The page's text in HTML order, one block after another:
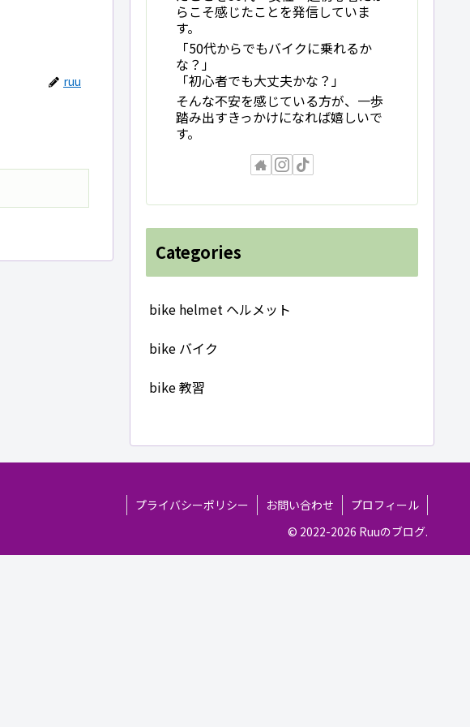
ruu
らこそ感じたことを発信していま
す。
「50代からでもバイクに乗れるか
な？」
「初心者でも大丈夫かな？」
そんな不安を感じている方が、一歩
踏み出すきっかけになれば嬉しいで
す。
Categories
bike helmet ヘルメット
bike バイク
bike 教習
プライバシーポリシー お問い合わせ
プロフィール
© 2022-2026 Ruuのブログ.